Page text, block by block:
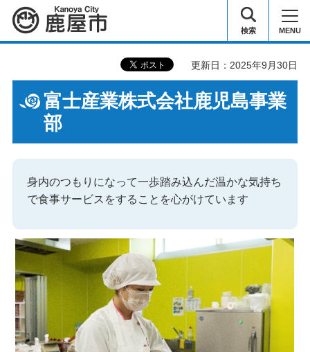
鹿屋市 検索 MENU
更新日：2025年9月30日
富士産業株式会社鹿児島事業
部
身内のつもりになって一歩踏み込んだ温かな気持ち
で食事サービスをすることを心がけています